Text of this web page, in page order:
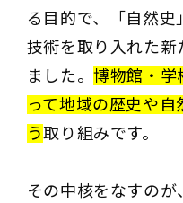
る目的で、「自然
技術を取り入れた新
ました。博物館・学
って地域の歴史や
う取り組みです。
その中核をなすの